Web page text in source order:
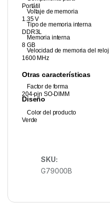
Portátil
Voltaje de memoria
1.35 V
Tipo de memoria interna
DDR3L
Memoria interna
8 GB
Velocidad de memoria del reloj
1600 MHz
Otras características
Factor de forma
204-pin SO-DIMM
Diseño
Color del producto
Verde
SKU:
G79000B